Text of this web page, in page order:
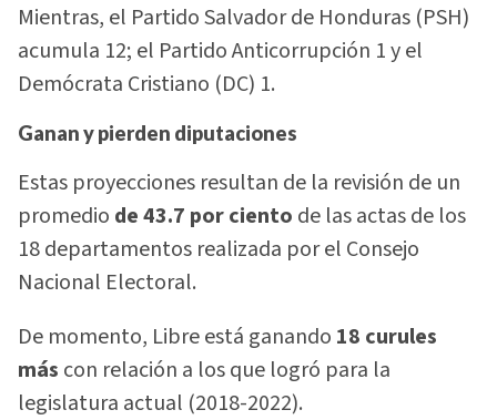
Mientras, el Partido Salvador de Honduras (PSH)
acumula 12; el Partido Anticorrupción 1 y el
Demócrata Cristiano (DC) 1.
Ganan y pierden diputaciones
Estas proyecciones resultan de la revisión de un
promedio de 43.7 por ciento de las actas de los
18 departamentos realizada por el Consejo
Nacional Electoral.
De momento, Libre está ganando 18 curules
más con relación a los que logró para la
legislatura actual (2018-2022).